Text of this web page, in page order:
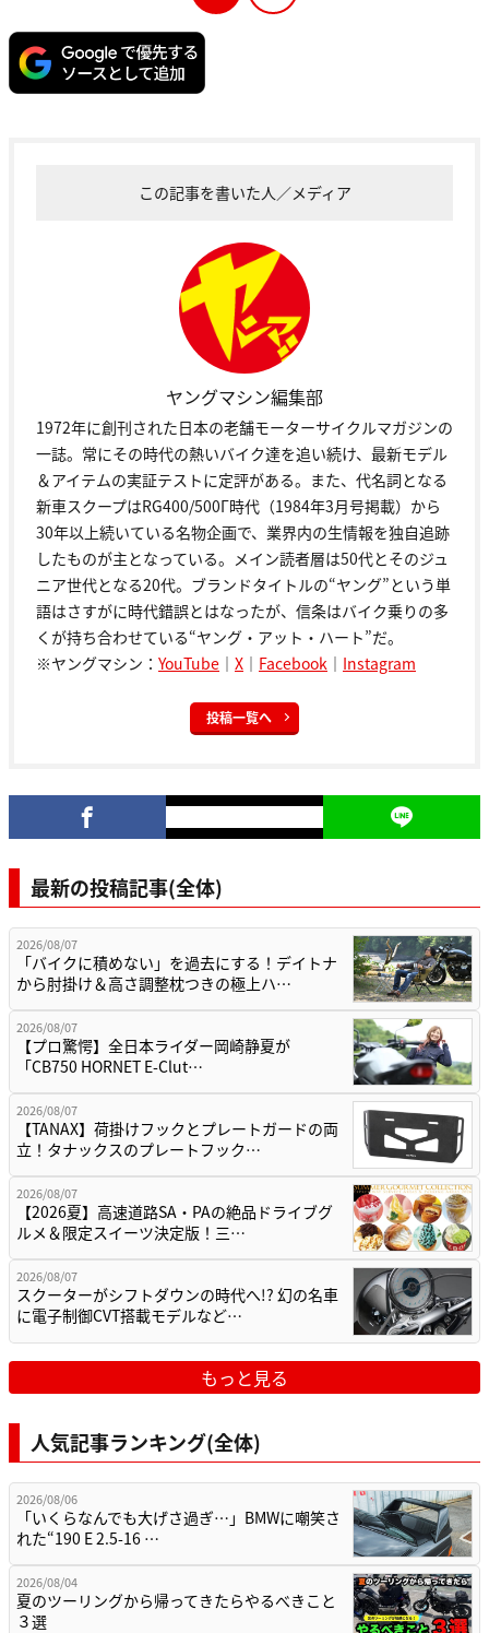
この記事を書いた人／メディア
ヤングマシン編集部
1972年に創刊された日本の老舗モーターサイクルマガジンの
一誌。常にその時代の熱いバイク達を追い続け、最新モデル
＆アイテムの実証テストに定評がある。また、代名詞となる
新車スクープはRG400/500Γ時代（1984年3月号掲載）から
30年以上続いている名物企画で、業界内の生情報を独自追跡
したものが主となっている。メイン読者層は50代とそのジュ
ニア世代となる20代。ブランドタイトルの“ヤング”という単
語はさすがに時代錯誤とはなったが、信条はバイク乗りの多
くが持ち合わせている“ヤング・アット・ハート”だ。
※ヤングマシン： YouTube ｜ X ｜ Facebook ｜ Instagram
投稿一覧へ
最新の投稿記事(全体)
2026/08/07
「バイクに積めない」を過去にする！デイトナ
から肘掛け＆高さ調整枕つきの極上ハ…
2026/08/07
【プロ驚愕】全日本ライダー岡崎静夏が
「CB750 HORNET E-Clut…
2026/08/07
【TANAX】荷掛けフックとプレートガードの両
立！タナックスのプレートフック…
2026/08/07
【2026夏】高速道路SA・PAの絶品ドライブグ
ルメ＆限定スイーツ決定版！三…
2026/08/07
スクーターがシフトダウンの時代へ!? 幻の名車
に電子制御CVT搭載モデルなど…
もっと見る
人気記事ランキング(全体)
2026/08/06
「いくらなんでも大げさ過ぎ…」BMWに嘲笑さ
れた“190 E 2.5-16 …
2026/08/04
夏のツーリングから帰ってきたらやるべきこと
３選